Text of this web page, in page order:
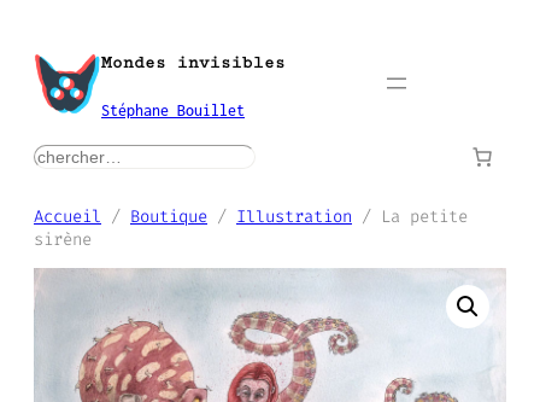
contenu
Mondes invisibles
Stéphane Bouillet
rechercher
Accueil / Boutique / Illustration / La petite
sirène